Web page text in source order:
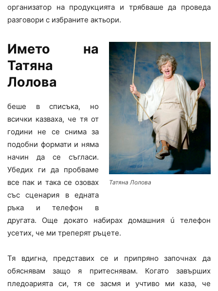
организатор на продукцията и трябваше да проведа
разговори с избраните актьори.
Татяна Лолова
Името на
Татяна
Лолова
беше в списъка, но
всички казваха, че тя от
години не се снима за
подобни формати и няма
начин да се съгласи.
Убедих ги да пробваме
все пак и така се озовах
със сценария в едната
ръка и телефон в
другата. Още докато набирах домашния ú телефон
усетих, че ми треперят ръцете.
Тя вдигна, представих се и припряно започнах да
обяснявам защо я притеснявам. Когато завърших
пледоарията си, тя се засмя и учтиво ми каза, че